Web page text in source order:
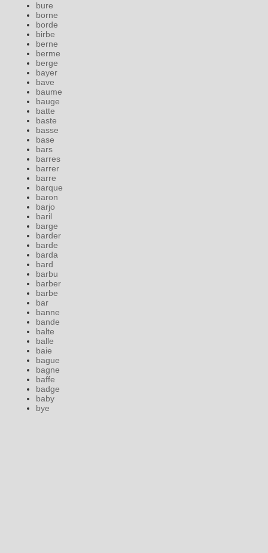
bure
borne
borde
birbe
berne
berme
berge
bayer
bave
baume
bauge
batte
baste
basse
base
bars
barres
barrer
barre
barque
baron
barjo
baril
barge
barder
barde
barda
bard
barbu
barber
barbe
bar
banne
bande
balte
balle
baie
bague
bagne
baffe
badge
baby
bye